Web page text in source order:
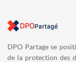
DPO Partage se
de la protection des